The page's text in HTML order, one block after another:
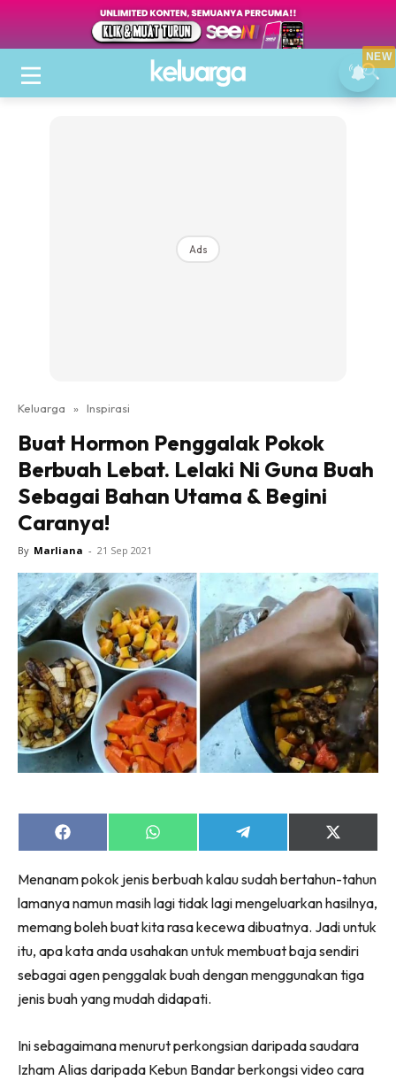
Ads
Keluarga » Inspirasi
Buat Hormon Penggalak Pokok
Berbuah Lebat. Lelaki Ni Guna Buah
Sebagai Bahan Utama & Begini
Caranya!
By Marliana - 21 Sep 2021
Share
on
Share
on
Share
on
Share
on
(Twitter)
Menanam pokok jenis berbuah kalau sudah bertahun-tahun
lamanya namun masih lagi tidak lagi mengeluarkan hasilnya,
memang boleh buat kita rasa kecewa dibuatnya. Jadi untuk
itu, apa kata anda usahakan untuk membuat baja sendiri
sebagai agen penggalak buah dengan menggunakan tiga
jenis buah yang mudah didapati.
Ini sebagaimana menurut perkongsian daripada saudara
Izham Alias daripada Kebun Bandar berkongsi video cara
NEW